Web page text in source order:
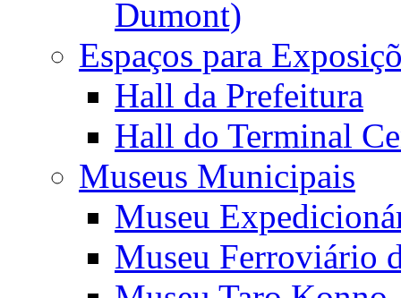
Dumont)
Espaços para
Hall da Prefeitura
Hall do Terminal
Museus Municipais
Museu
Museu Ferroviário